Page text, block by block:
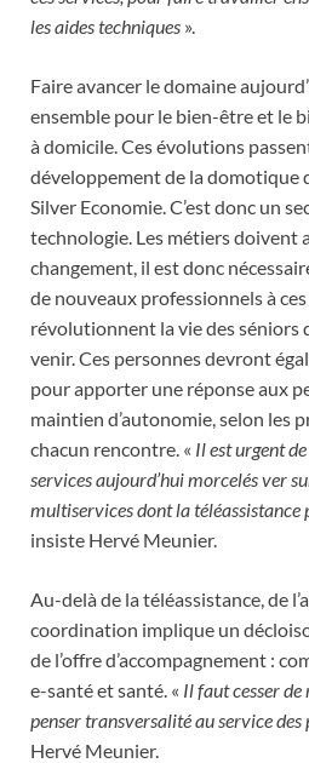
les aides techniques ».
Faire avancer le domaine
ensemble pour le bien-être et le
à domicile. Ces évolutions
développement de la domotique
Silver Economie. C’est donc un
technologie. Les métiers doivent
changement, il est donc
de nouveaux professionnels à
révolutionnent la vie des séniors
venir. Ces personnes devront
pour apporter une réponse aux
maintien d’autonomie, selon les
chacun rencontre. « Il est urgent
services aujourd’hui morcelés ver
multiservices dont la
insiste Hervé Meunier.
Au-delà de la téléassistance, de
coordination implique un
de l’offre d’accompagnement :
e-santé et santé. « Il faut cesser
penser transversalité au service des
Hervé Meunier.